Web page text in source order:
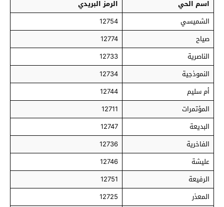
اسم الحي
الرمز البريدي
الشميسي
12754
صياح
12774
الناصرية
12733
النموذجية
12734
أم سليم
12744
المؤتمرات
12711
البديعة
12747
الفاخرية
12736
عليشة
12746
الرفيعة
12751
المعذر
12725